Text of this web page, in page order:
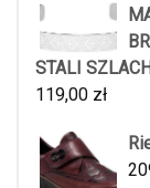
STALI
119,00 zł